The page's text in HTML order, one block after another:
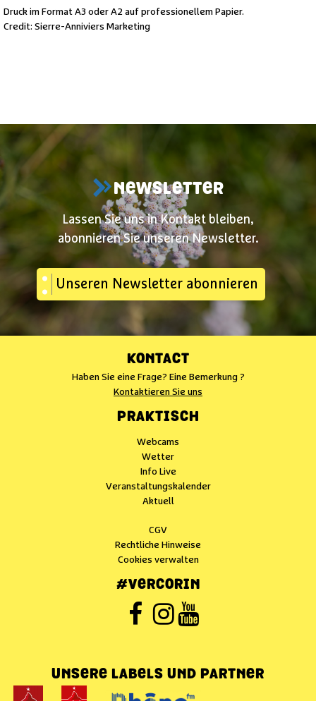
Druck im Format A3 oder A2 auf professionellem Papier.
Credit: Sierre-Anniviers Marketing
NEWSLETTER
Lassen Sie uns in Kontakt bleiben,
abonnieren Sie unseren Newsletter.
Unseren Newsletter abonnieren
KONTACT
Haben Sie eine Frage? Eine Bemerkung ?
Kontaktieren Sie uns
PRAKTISCH
Webcams
Wetter
Info Live
Veranstaltungskalender
Aktuell
CGV
Rechtliche Hinweise
Cookies verwalten
#VERCORIN
UNSERE LABELS UND PARTNER